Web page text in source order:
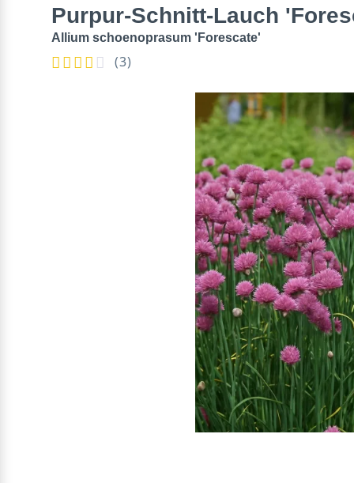
Purpur-Schnitt-Lauch
Allium schoenoprasum 'Forescate'
(3)